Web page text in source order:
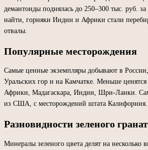
демантоиды поднялась до 250–300 тыс. руб.
найти, горняки Индии и Африки стали
отвалы.
Популярные месторождения
Самые ценные экземпляры добывают в
Уральских гор и на Камчатке. Меньше
Африки, Мадагаскара, Индии, Шри-Ланки.
из США, с месторождений штата Калифорния.
Разновидности зеленого
Минералы зеленого цвета делят на несколько